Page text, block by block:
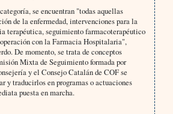
se encuentran "todas aquellas
de la enfermedad, intervenciones para la
terapéutica, seguimiento farmacoterapéutico
con la Farmacia Hospitalaria",
De momento, se trata de conceptos
Mixta de Seguimiento formada por
y el Consejo Catalán de COF se
y traducirlos en programas o actuaciones
puesta en marcha.